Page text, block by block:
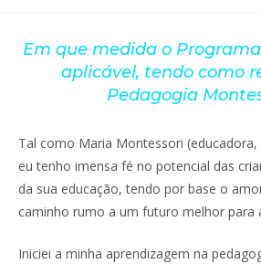
Em que medida o
aplicável, tendo como
Pedagogia
Tal como Maria Montessori
eu tenho imensa fé no potencial das
da sua educação, tendo por base o
caminho rumo a um futuro melhor para
Iniciei a minha aprendizagem na